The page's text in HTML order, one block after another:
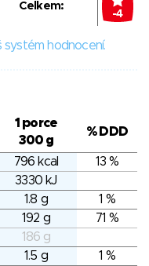
Celkem:
-4
systém hodnocení.
1 porce
300 g
% DDD
796 kcal
13 %
3330 kJ
1.8 g
1 %
192 g
71 %
186 g
1.5 g
1 %